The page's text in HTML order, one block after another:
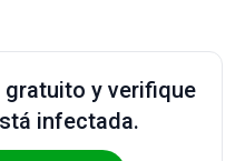
gratuito y verifique
infectada.